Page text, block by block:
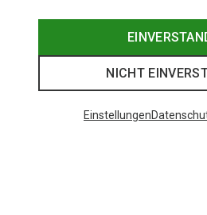
NICHT
Einstellungen